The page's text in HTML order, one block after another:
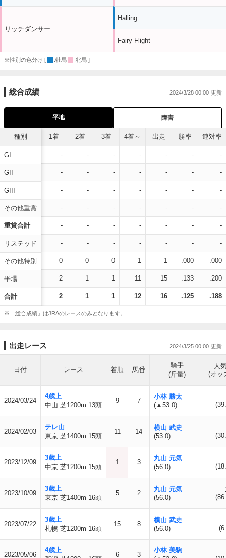
リッチダンサー
Halling
Fairy Flight
※性別の色分け [ :牡馬 :牝馬 ]
総合成績 2024/3/28 00:00
平地 障害
種別
GI
GII
GIII
その他重賞
重賞合計
リステッド
その他特別
平場
合計
1着 2着 3着 4着～ 出走 勝率 連対率
- - - - - - -
- - - - - - -
- - - - - - -
- - - - - - -
- - - - - - -
- - - - - - -
0 0 0 1 1 .000 .000
2 1 1 11 15 .133 .200
2 1 1 12 16 .125 .188
※「総合成績」はJRAのレースのみとなります。
出走レース 2024/3/25 00:00
日付 レース 着順 馬番
騎手
(斤量)
人
(オッ
2024/03/24
4歳上
中山 芝1200m 13頭
9 7
小林 勝太
(▲53.0)
2024/02/03
テレ山
東京 芝1400m 15頭
11 14
横山 武史
(53.0)
2023/12/09
3歳上
中京 芝1200m 15頭
1 3
丸山 元気
(56.0)
2023/10/09
3歳上
東京 芝1400m 16頭
5 2
丸山 元気
(56.0)
2023/07/22
3歳上
札幌 芝1200m 16頭
15 8
横山 武史
(56.0)
2023/05/06
4歳上
6 3
小林 美駒